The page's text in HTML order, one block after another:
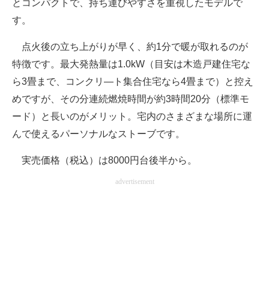
とコンパクトで、持ち運びやすさを重視したモデルで
す。
点火後の立ち上がりが早く、約1分で暖が取れるのが
特徴です。最大発熱量は1.0kW（目安は木造戸建住宅な
ら3畳まで、コンクリ―ト集合住宅なら4畳まで）と控え
めですが、その分連続燃焼時間が約3時間20分（標準モ
ード）と長いのがメリット。宅内のさまざまな場所に運
んで使えるパーソナルなストーブです。
実売価格（税込）は8000円台後半から。
advertisement